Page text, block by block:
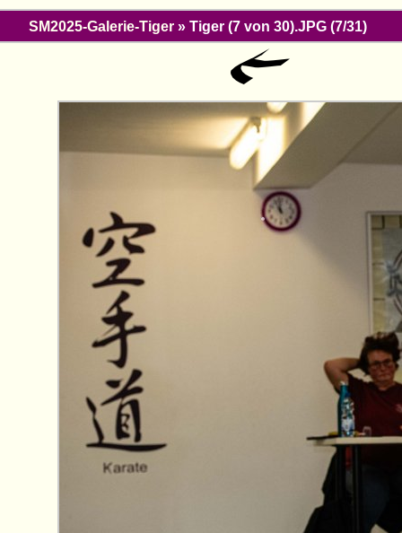
SM2025-Galerie-Tiger » Tiger (7 von 30).JPG (7/31)